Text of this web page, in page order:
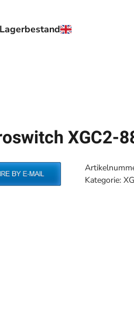
XGC2-
Kategorie: